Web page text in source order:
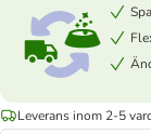
Leverans inom 2-5